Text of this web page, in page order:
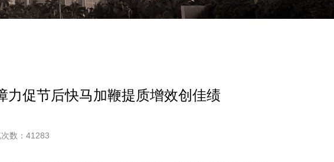
力促节后快马加鞭提质增效创佳绩
数： 41283